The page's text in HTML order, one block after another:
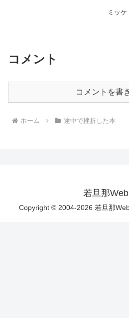
ミッケ
コメント
コメントを書
ホーム 途中で挫折した本
若旦那
Copyright © 2004-2026 若旦那